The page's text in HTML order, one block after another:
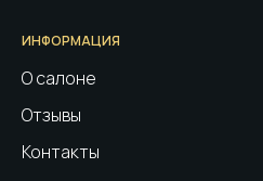
ИНФОРМАЦИЯ
О салоне
Отзывы
Контакты